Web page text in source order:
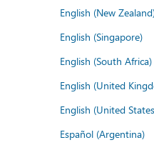
English (New
English (Singapore)
English (South Africa)
English (United
English (United
Español (Argentina)